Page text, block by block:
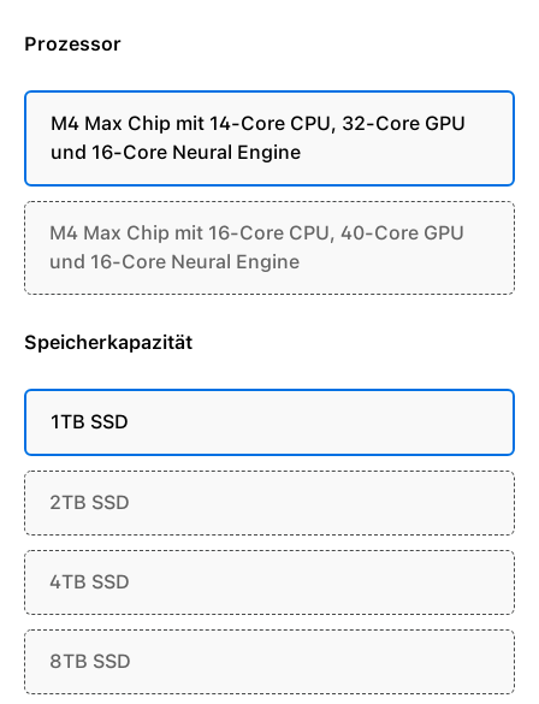
Prozessor
M4 Max Chip mit 14-Core CPU, 32-Core GPU
und 16-Core Neural Engine
M4 Max Chip mit 16-Core CPU, 40-Core GPU
und 16-Core Neural Engine
Speicherkapazität
1TB SSD
2TB SSD
4TB SSD
8TB SSD